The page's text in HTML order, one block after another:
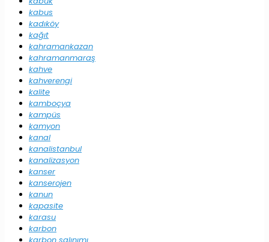
kabus
kadıköy
kağıt
kahramankazan
kahramanmaraş
kahve
kahverengi
kalite
kamboçya
kampüs
kamyon
kanal
kanalistanbul
kanalizasyon
kanser
kanserojen
kanun
kapasite
karasu
karbon